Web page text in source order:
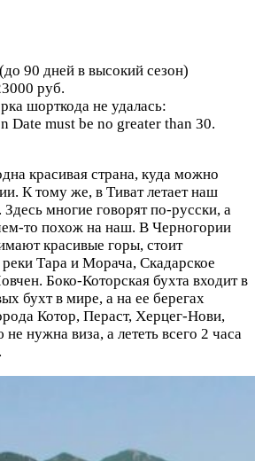
90 дней в высокий сезон)
руб.
шорткода не удалась:
Date must be no greater than 30.
красивая страна, куда можно
К тому же, в Тиват летает наш
многие говорят по-русски, а
то похож на наш. В Черногории
красивые горы, стоит
Тара и Морача, Скадарское
Боко-Которская бухта входит в
бухт в мире, а на ее берегах
Котор, Пераст, Херцег-Нови,
нужна виза, а лететь всего 2 часа